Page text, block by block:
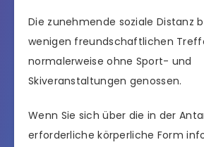
Die zunehmende soziale Distanz
wenigen freundschaftlichen
normalerweise ohne Sport- und
Skiveranstaltungen genossen.
Wenn Sie sich über die in der
erforderliche körperliche Form